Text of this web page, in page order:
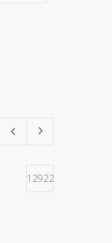
12922